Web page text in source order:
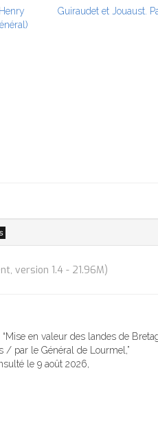
Guiraudet et Jouaust.
version 1.4 - 21.96M)
en valeur des landes de
/ par le Général de Lourmel,”
le 9 août 2026,